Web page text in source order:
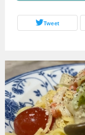
Tweet